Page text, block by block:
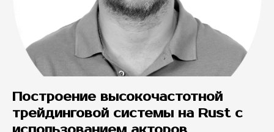
Построение высокочастотной
трейдинговой системы на Rust c